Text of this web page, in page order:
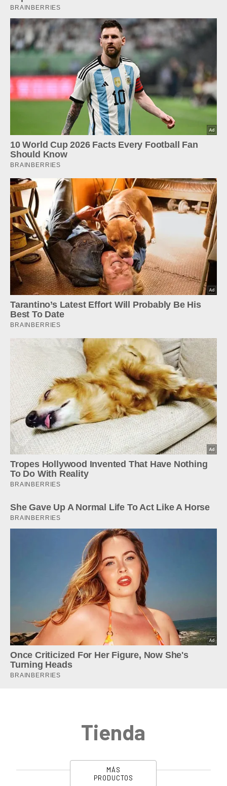
Tienda
MÁS
PRODUCTOS